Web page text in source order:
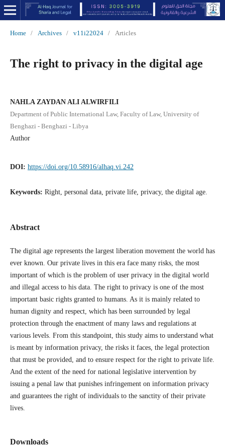
Home / Archives / v11i22024 / Articles
The right to privacy in the digital age
NAHLA ZAYDAN ALI ALWIRFILI
Department of Public International Law, Faculty of Law, University of
Benghazi - Benghazi - Libya
Author
DOI: https://doi.org/10.58916/alhaq.vi.242
Keywords: Right, personal data, private life, privacy, the digital age.
Abstract
The digital age represents the largest liberation movement the world has
ever known. Our private lives in this era face many risks, the most
important of which is the problem of user privacy in the digital world
and illegal access to his data. The right to privacy is one of the most
important basic rights granted to humans. As it is mainly related to
human dignity and respect, which has been surrounded by legal
protection through the enactment of many laws and regulations at
various levels. From this standpoint, this study aims to understand what
is meant by information privacy, the risks it faces, the legal protection
that must be provided, and to ensure respect for the right to private life.
And the extent of the need for national legislative intervention by
issuing a penal law that punishes infringement on information privacy
and guarantees the right of individuals to the sanctity of their private
lives.
Downloads